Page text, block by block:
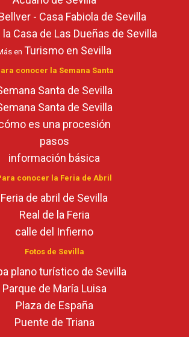
- Casa Fabiola de Sevilla
Casa de Las Dueñas de Sevilla
en Turismo en Sevilla
conocer la Semana Santa
Santa de Sevilla
Santa de Sevilla
es una procesión
pasos
información básica
conocer la Feria de Abril
Feria de abril de Sevilla
Real de la Feria
calle del Infierno
Fotos de Sevilla
plano turístico de Sevilla
Parque de María Luisa
Plaza de España
Puente de Triana